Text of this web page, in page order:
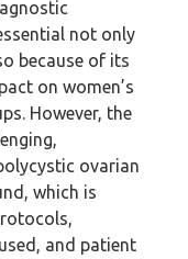
not only
because of its
on women’s
However, the
ovarian
which is
and patient